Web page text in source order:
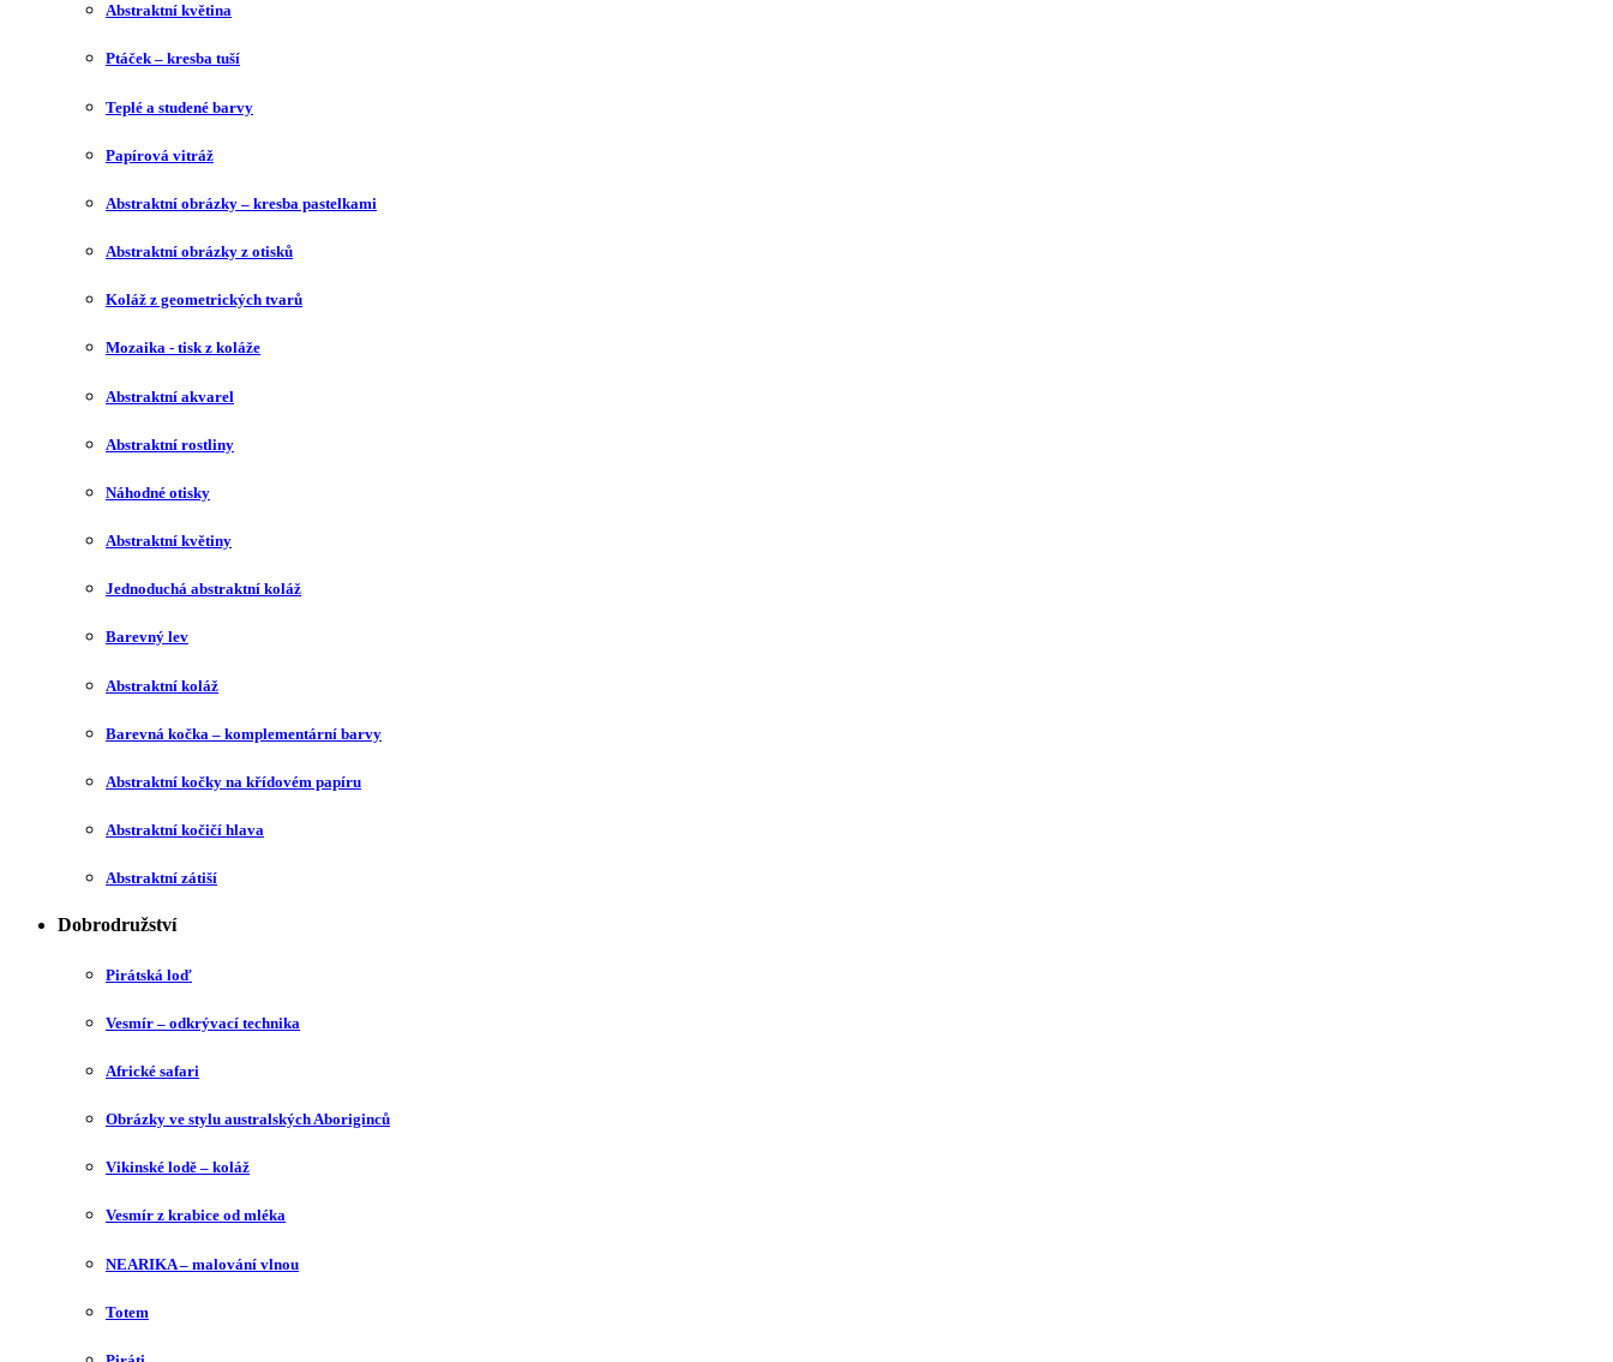
Abstraktní květina
Ptáček – kresba tuší
Teplé a studené barvy
Papírová vitráž
Abstraktní obrázky – kresba pastelkami
Abstraktní obrázky z otisků
Koláž z geometrických tvarů
Mozaika - tisk z koláže
Abstraktní akvarel
Abstraktní rostliny
Náhodné otisky
Abstraktní květiny
Jednoduchá abstraktní koláž
Barevný lev
Abstraktní koláž
Barevná kočka – komplementární barvy
Abstraktní kočky na křídovém papíru
Abstraktní kočičí hlava
Abstraktní zátiší
Dobrodružství
Pirátská loď
Vesmír – odkrývací technika
Africké safari
Obrázky ve stylu australských Aboriginců
Vikinské lodě – koláž
Vesmír z krabice od mléka
NEARIKA – malování vlnou
Totem